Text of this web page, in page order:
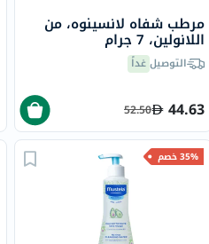
مرطب شفاه لانسينوه، من
اللانولين، 7 جرام
التوصيلغداً
44.63
52.50
35% خصم